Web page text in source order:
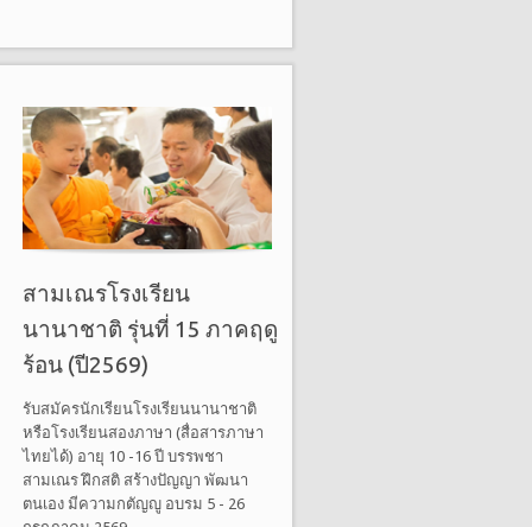
สามเณรโรงเรียน
นานาชาติ รุ่นที่ 15 ภาคฤดู
ร้อน (ปี2569)
รับสมัครนักเรียนโรงเรียนนานาชาติ
หรือโรงเรียนสองภาษา (สื่อสารภาษา
ไทยได้) อายุ 10 -16 ปี บรรพชา
สามเณร ฝึกสติ สร้างปัญญา พัฒนา
ตนเอง มีความกตัญญู อบรม 5 - 26